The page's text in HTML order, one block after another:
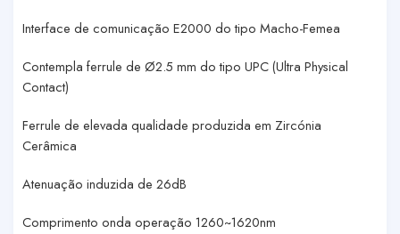
Interface de comunicação E2000 do tipo Macho-Femea
Contempla ferrule de Ø2.5 mm do tipo UPC (Ultra Physical
Contact)
Ferrule de elevada qualidade produzida em Zircónia
Cerâmica
Atenuação induzida de 26dB
Comprimento onda operação 1260~1620nm